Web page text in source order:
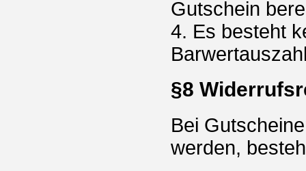
Gutschein
4. Es besteht
§8
Bei
werden,